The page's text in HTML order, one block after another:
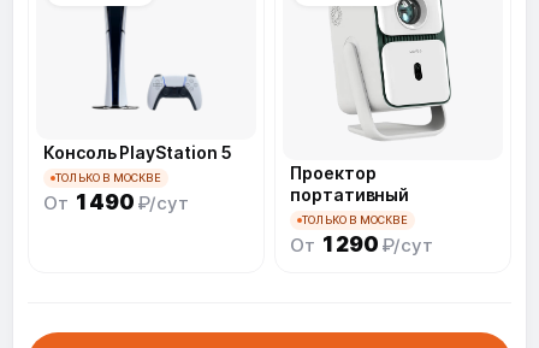
Консоль PlayStation 5
ТОЛЬКО В МОСКВЕ
От 1 490 ₽/сут
Проектор
портативный
ТОЛЬКО В МОСКВЕ
От 1 290 ₽/сут